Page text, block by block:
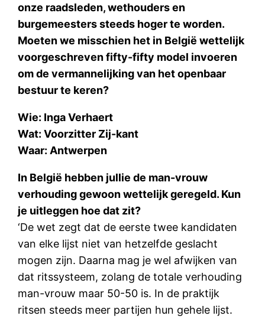
onze raadsleden, wethouders en
burgemeesters steeds hoger te worden.
Moeten we misschien het in België wettelijk
voorgeschreven fifty-fifty model invoeren
om de vermannelijking van het openbaar
bestuur te keren?
Wie: Inga Verhaert
Wat: Voorzitter Zij-kant
Waar: Antwerpen
In België hebben jullie de man-vrouw
verhouding gewoon wettelijk geregeld. Kun
je uitleggen hoe dat zit?
‘De wet zegt dat de eerste twee kandidaten
van elke lijst niet van hetzelfde geslacht
mogen zijn. Daarna mag je wel afwijken van
dat ritssysteem, zolang de totale verhouding
man-vrouw maar 50-50 is. In de praktijk
ritsen steeds meer partijen hun gehele lijst.